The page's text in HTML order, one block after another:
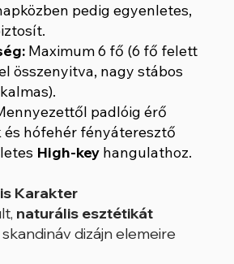
pedig egyenletes,
Maximum 6 fő (6 fő felett
összenyitva, nagy stábos
padlóig érő
és hófehér fényáteresztő
High-keyhangulathoz.
Karakter
naturális esztétikát
dizájn elemeire